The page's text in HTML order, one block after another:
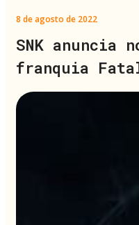
8 de agosto de 2022
SNK anuncia
franquia